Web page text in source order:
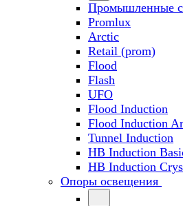
Промышленные
Promlux
Arctic
Retail (prom)
Flood
Flash
UFO
Flood Induction
Flood Induction
Tunnel Induction
HB Induction
HB Induction
Опоры освещения